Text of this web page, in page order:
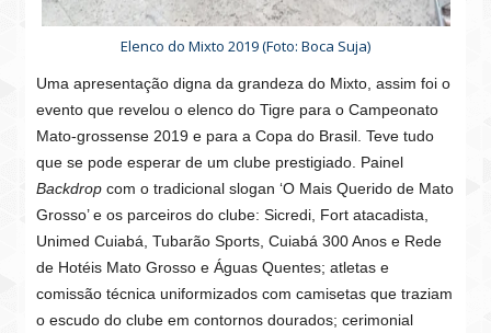
Elenco do Mixto 2019 (Foto: Boca Suja)
Uma apresentação digna da grandeza do Mixto, assim foi o
evento que revelou o elenco do Tigre para o Campeonato
Mato-grossense 2019 e para a Copa do Brasil. Teve tudo
que se pode esperar de um clube prestigiado. Painel
Backdrop com o tradicional slogan ‘O Mais Querido de Mato
Grosso’ e os parceiros do clube: Sicredi, Fort atacadista,
Unimed Cuiabá, Tubarão Sports,Cuiabá 300 Anos e Rede
de Hotéis Mato Grosso e Águas Quentes; atletas e
comissão técnica uniformizados com camisetas que traziam
o escudo do clube em contornos dourados; cerimonial